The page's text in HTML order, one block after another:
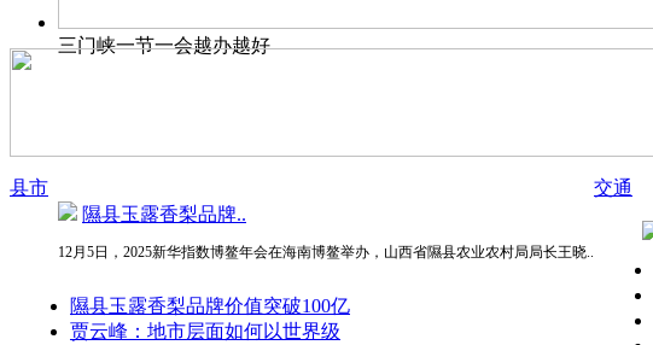
三门峡一节一会越办越好
县市
隰县玉露香梨品牌..
12月5日，2025新华指数博鳌年会在海南博鳌举办，山西省隰县农业农村局局长王晓..
隰县玉露香梨品牌价值突破100亿
贾云峰：地市层面如何以世界级
交通